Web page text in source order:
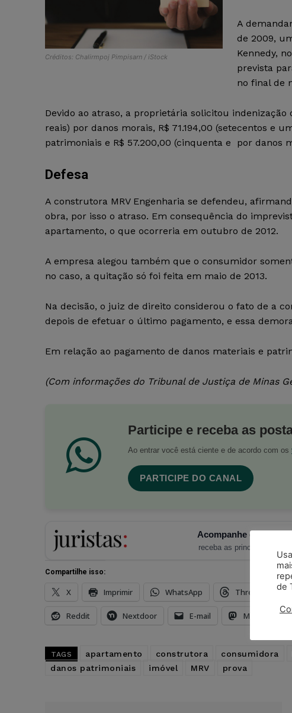
Créditos: Chalirmpoj Pimpisarn / iStock
A
de 2009,
Kennedy,
prevista
no final de
Devido ao atraso, a proprietária solicitou
reais) por danos morais, R$ 71.194,00 (setecentos e
patrimoniais e R$ 57.200,00 (cinquenta e por danos
Defesa
A construtora MRV Engenharia se defendeu,
obra, por isso o atraso. Em consequência do
apartamento, o que ocorreria em outubro de 2012.
A empresa alegou também que o consumidor
no caso, a quitação só foi feita em maio de 2013.
Na decisão, o juiz de direito considerou o fato de a
depois de efetuar o último pagamento, e essa
Em relação ao pagamento de danos materiais e
(Com informações do Tribunal de Justiça de Minas
Participe e receba as
Ao entrar você está ciente e de acordo com os
PARTICIPE DO CANAL
Acompanhe o Juristas
receba as principais
Compartilhe isso:
X Imprimir WhatsApp Threads
Reddit Nextdoor E-mail Mastodon
TAGS apartamento construtora consumidora
danos patrimoniais
imóvel MRV prova
de